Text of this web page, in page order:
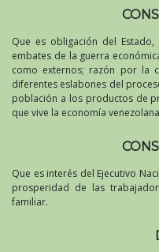
Que es obligación del
embates de la guerra
como externos; razón por la
diferentes eslabones del
población a los productos de
que vive la economía
Que es interés del Ejecutivo
prosperidad de las
familiar.